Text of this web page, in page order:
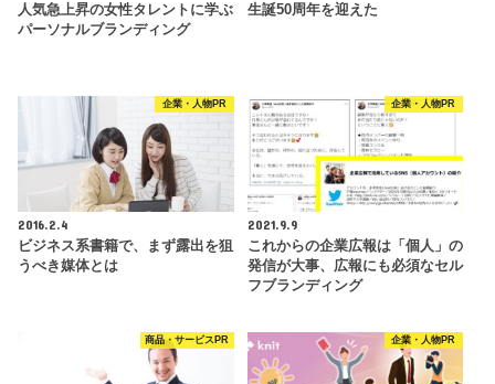
人気急上昇の女性タレントに学ぶ
パーソナルブランディング
生誕50周年を迎えた
企業・人物PR
2016.2.4
ビジネス系書籍で、まず露出を狙
うべき媒体とは
企業・人物PR
2021.9.9
これからの企業広報は「個人」の
発信が大事、広報にも必須なセル
フブランディング
商品・サービスPR 企業・人物PR